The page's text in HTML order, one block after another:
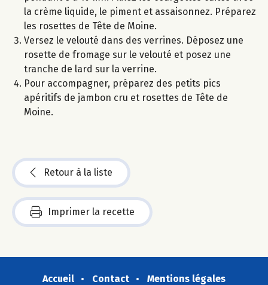
la crème liquide, le piment et assaisonnez. Préparez
les rosettes de Tête de Moine.
Versez le velouté dans des verrines. Déposez une
rosette de fromage sur le velouté et posez une
tranche de lard sur la verrine.
Pour accompagner, préparez des petits pics
apéritifs de jambon cru et rosettes de Tête de
Moine.
Retour à la liste
Imprimer la recette
Accueil Contact
Mentions légales